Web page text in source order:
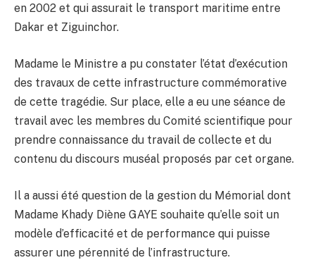
en 2002 et qui assurait le transport maritime entre
Dakar et Ziguinchor.
Madame le Ministre a pu constater l’état d’exécution
des travaux de cette infrastructure commémorative
de cette tragédie. Sur place, elle a eu une séance de
travail avec les membres du Comité scientifique pour
prendre connaissance du travail de collecte et du
contenu du discours muséal proposés par cet organe.
Il a aussi été question de la gestion du Mémorial dont
Madame Khady Diène GAYE souhaite qu’elle soit un
modèle d’efficacité et de performance qui puisse
assurer une pérennité de l’infrastructure.